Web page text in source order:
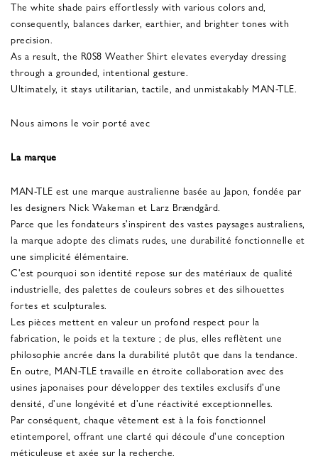
The white shade pairs effortlessly with various colors and,
consequently, balances darker, earthier, and brighter tones with
precision.
As a result, the R0S8 Weather Shirt elevates everyday dressing
through a grounded, intentional gesture.
Ultimately, it stays utilitarian, tactile, and unmistakably MAN-TLE.
Nous aimons le voir porté avec
La marque
MAN-TLE est une marque australienne basée au Japon, fondée par
les designers Nick Wakeman et Larz Brændgård.
Parce que les fondateurs s'inspirent des vastes paysages australiens,
la marque adopte des climats rudes, une durabilité fonctionnelle et
une simplicité élémentaire.
C'est pourquoi son identité repose sur des matériaux de qualité
industrielle, des palettes de couleurs sobres et des silhouettes
fortes et sculpturales.
Les pièces mettent en valeur un profond respect pour la
fabrication, le poids et la texture ; de plus, elles reflètent une
philosophie ancrée dans la durabilité plutôt que dans la tendance.
En outre, MAN-TLE travaille en étroite collaboration avec des
usines japonaises pour développer des textiles exclusifs d'une
densité, d'une longévité et d'une réactivité exceptionnelles.
Par conséquent, chaque vêtement est à la fois fonctionnel
etintemporel, offrant une clarté qui découle d'une conception
méticuleuse et axée sur la recherche.